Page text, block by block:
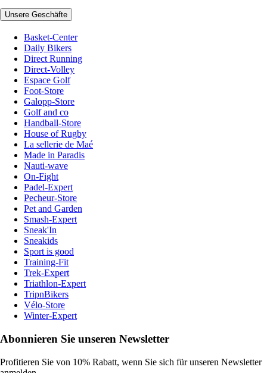
Unsere Geschäfte
Basket-Center
Daily Bikers
Direct Running
Direct-Volley
Espace Golf
Foot-Store
Galopp-Store
Golf and co
Handball-Store
House of Rugby
La sellerie de Maé
Made in Paradis
Nauti-wave
On-Fight
Padel-Expert
Pecheur-Store
Pet and Garden
Smash-Expert
Sneak'In
Sneakids
Sport is good
Training-Fit
Trek-Expert
Triathlon-Expert
TripnBikers
Vélo-Store
Winter-Expert
Abonnieren Sie unseren Newsletter
Profitieren Sie von 10% Rabatt, wenn Sie sich für unseren Newsletter